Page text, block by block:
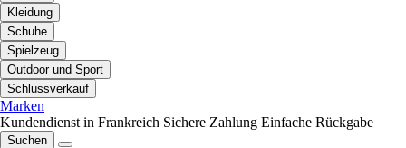
Kleidung
Schuhe
Spielzeug
Outdoor und Sport
Schlussverkauf
Marken
Kundendienst in Frankreich Sichere Zahlung Einfache Rückgabe
Suchen